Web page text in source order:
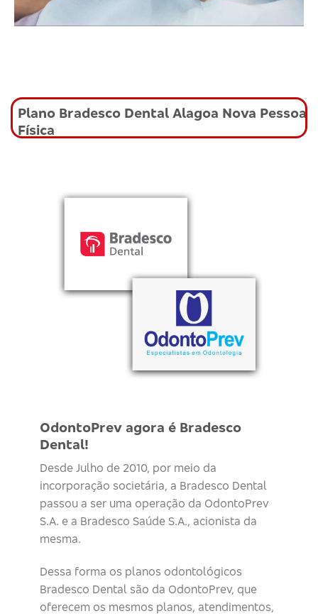
Plano Bradesco Dental Alagoa Nova Pessoa
Física
OdontoPrev agora é Bradesco
Dental!
Desde Julho de 2010, por meio da
incorporação societária, a Bradesco Dental
passou a ser uma operação da OdontoPrev
S.A. e a Bradesco Saúde S.A., acionista da
mesma.
Dessa forma os planos odontológicos
Bradesco Dental são da OdontoPrev, que
oferecem os mesmos planos, atendimentos,